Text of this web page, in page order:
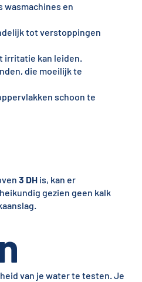
wasmachines en
tot verstoppingen
irritatie kan leiden.
die moeilijk te
schoon te
3 DHis, kan er
gezien geen kalk
van je water te testen. Je